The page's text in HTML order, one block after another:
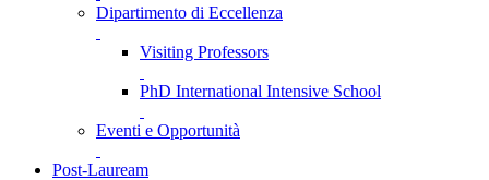
Dipartimento di Eccellenza
Visiting Professors
PhD International Intensive School
Eventi e Opportunità
Post-Lauream